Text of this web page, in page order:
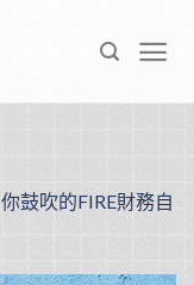
你鼓吹的FIRE財務自